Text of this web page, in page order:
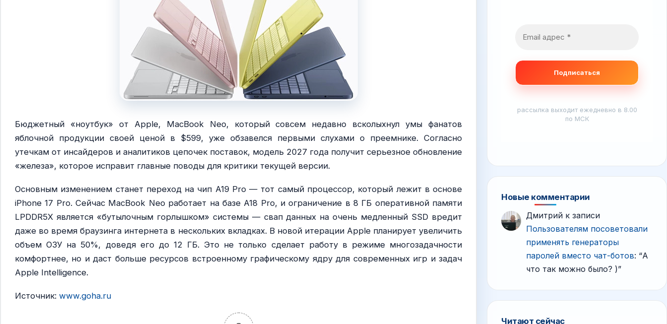
Бюджетный «ноутбук» от Apple, MacBook Neo, который совсем недавно всколыхнул умы фанатов
яблочной продукции своей ценой в $599, уже обзавелся первыми слухами о преемнике. Согласно
утечкам от инсайдеров и аналитиков цепочек поставок, модель 2027 года получит серьезное обновление
«железа», которое исправит главные поводы для критики текущей версии.
Основным изменением станет переход на чип A19 Pro — тот самый процессор, который лежит в основе
iPhone 17 Pro. Сейчас MacBook Neo работает на базе A18 Pro, и ограничение в 8 ГБ оперативной памяти
LPDDR5X является «бутылочным горлышком» системы — свап данных на очень медленный SSD вредит
даже во время браузинга интернета в нескольких вкладках. В новой итерации Apple планирует увеличить
объем ОЗУ на 50%, доведя его до 12 ГБ. Это не только сделает работу в режиме многозадачности
комфортнее, но и даст больше ресурсов встроенному графическому ядру для современных игр и задач
Apple Intelligence.
Источник: www.goha.ru
рассылка выходит ежедневно в 8.00
по МСК
Новые комментарии
Дмитрий к записи
Пользователям посоветовали
применять генераторы
паролей вместо чат-ботов: “А
что так можно было? )”
Читают сейчас